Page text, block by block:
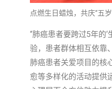
点燃生日蜡烛，共庆“五
“肺癌患者要跨过5年的
验，患者群体相互依靠
肺癌患者关爱项目的核
愈等多样化的活动提供